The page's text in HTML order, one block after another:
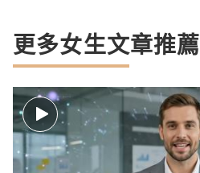
更多女生文章推薦